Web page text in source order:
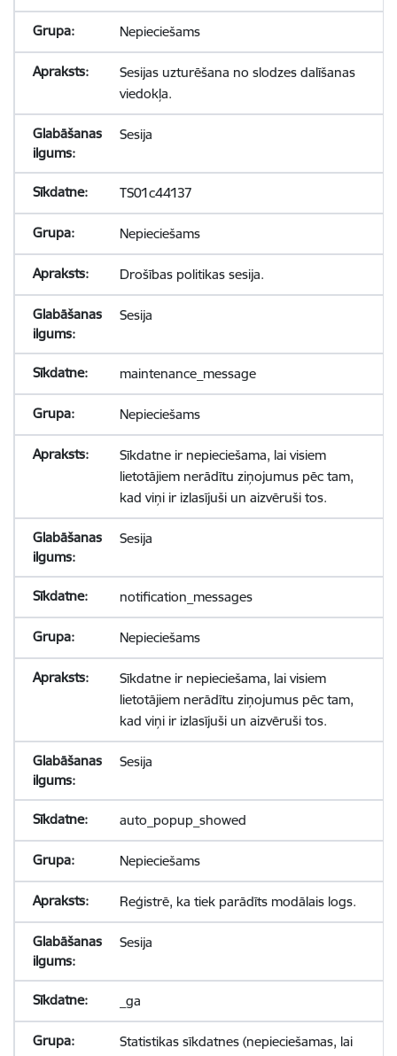
Nepieciešams
Sesijas uzturēšana no slodzes dalīšanas
viedokļa.
Sesija
TS01c44137
Nepieciešams
Drošības politikas sesija.
Sesija
maintenance_message
Nepieciešams
Sīkdatne ir nepieciešama, lai visiem
lietotājiem nerādītu ziņojumus pēc tam,
kad viņi ir izlasījuši un aizvēruši tos.
Sesija
notification_messages
Nepieciešams
Sīkdatne ir nepieciešama, lai visiem
lietotājiem nerādītu ziņojumus pēc tam,
kad viņi ir izlasījuši un aizvēruši tos.
Sesija
auto_popup_showed
Nepieciešams
Reģistrē, ka tiek parādīts modālais logs.
Sesija
_ga
Statistikas sīkdatnes (nepieciešamas, lai